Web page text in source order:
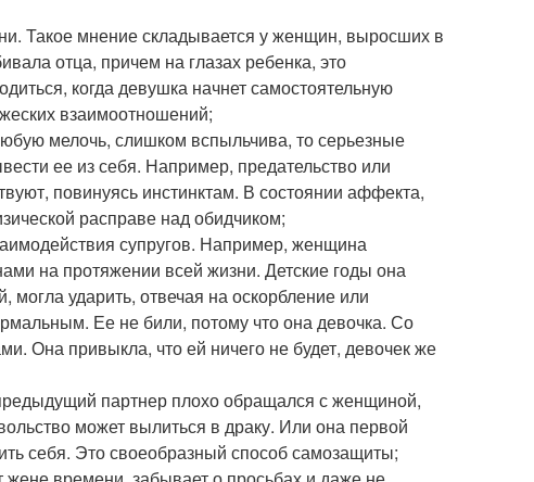
Такое мнение складывается у женщин, выросших в
отца, причем на глазах ребенка, это
когда девушка начнет самостоятельную
взаимоотношений;
мелочь, слишком вспыльчива, то серьезные
ее из себя. Например, предательство или
повинуясь инстинктам. В состоянии аффекта,
расправе над обидчиком;
супругов. Например, женщина
на протяжении всей жизни. Детские годы она
ударить, отвечая на оскорбление или
Ее не били, потому что она девочка. Со
Она привыкла, что ей ничего не будет, девочек же
партнер плохо обращался с женщиной,
может вылиться в драку. Или она первой
себя. Это своеобразный способ самозащиты;